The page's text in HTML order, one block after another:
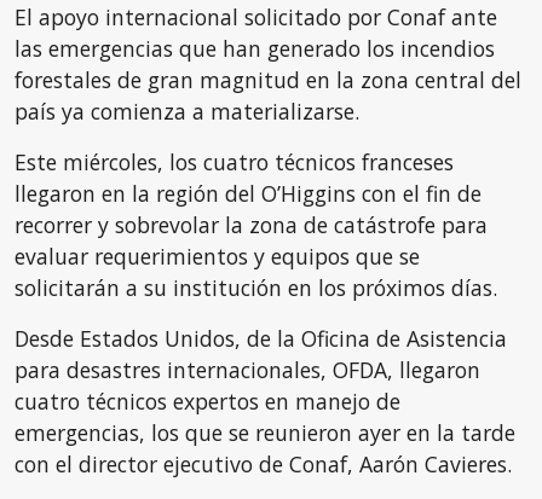
El apoyo internacional solicitado por Conaf ante
las emergencias que han generado los incendios
forestales de gran magnitud en la zona central del
país ya comienza a materializarse.
Este miércoles, los cuatro técnicos franceses
llegaron en la región del O’Higgins con el fin de
recorrer y sobrevolar la zona de catástrofe para
evaluar requerimientos y equipos que se
solicitarán a su institución en los próximos días.
Desde Estados Unidos, de la Oficina de Asistencia
para desastres internacionales, OFDA, llegaron
cuatro técnicos expertos en manejo de
emergencias, los que se reunieron ayer en la tarde
con el director ejecutivo de Conaf, Aarón Cavieres.